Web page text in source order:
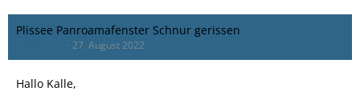
Plissee Panroamafenster Schnur gerissen
27. August 2022
Hallo Kalle,